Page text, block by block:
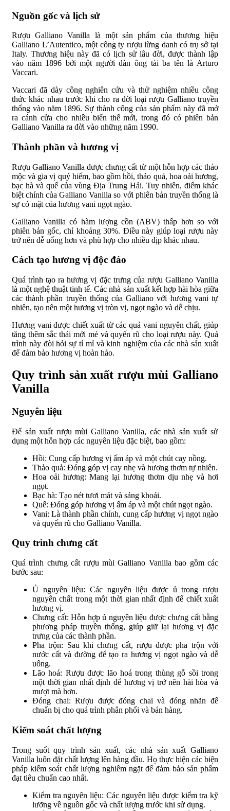
Nguồn gốc và lịch sử
Rượu Galliano Vanilla là một sản phẩm của thương hiệu
Galliano L’Autentico, một công ty rượu lừng danh có trụ sở tại
Italy. Thương hiệu này đã có lịch sử lâu đời, được thành lập
vào năm 1896 bởi một người đàn ông tài ba tên là Arturo
Vaccari.
Vaccari đã dày công nghiên cứu và thử nghiệm nhiều công
thức khác nhau trước khi cho ra đời loại rượu Galliano truyền
thống vào năm 1896. Sự thành công của sản phẩm này đã mở
ra cánh cửa cho nhiều biến thể mới, trong đó có phiên bản
Galliano Vanilla ra đời vào những năm 1990.
Thành phần và hương vị
Rượu Galliano Vanilla được chưng cất từ một hỗn hợp các thảo
mộc và gia vị quý hiếm, bao gồm hồi, thảo quả, hoa oải hương,
bạc hà và quế của vùng Địa Trung Hải. Tuy nhiên, điểm khác
biệt chính của Galliano Vanilla so với phiên bản truyền thống là
sự có mặt của hương vani ngọt ngào.
Galliano Vanilla có hàm lượng cồn (ABV) thấp hơn so với
phiên bản gốc, chỉ khoảng 30%. Điều này giúp loại rượu này
trở nên dễ uống hơn và phù hợp cho nhiều dịp khác nhau.
Cách tạo hương vị độc đáo
Quá trình tạo ra hương vị đặc trưng của rượu Galliano Vanilla
là một nghệ thuật tinh tế. Các nhà sản xuất kết hợp hài hòa giữa
các thành phần truyền thống của Galliano với hương vani tự
nhiên, tạo nên một hương vị tròn vị, ngọt ngào và dễ chịu.
Hương vani được chiết xuất từ các quả vani nguyên chất, giúp
tăng thêm sắc thái mới mẻ và quyến rũ cho loại rượu này. Quá
trình này đòi hỏi sự tỉ mỉ và kinh nghiệm của các nhà sản xuất
để đảm bảo hương vị hoàn hảo.
Quy trình sản xuất rượu mùi Galliano
Vanilla
Nguyên liệu
Để sản xuất rượu mùi Galliano Vanilla, các nhà sản xuất sử
dụng một hỗn hợp các nguyên liệu đặc biệt, bao gồm:
Hồi: Cung cấp hương vị ấm áp và một chút cay nồng.
Thảo quả: Đóng góp vị cay nhẹ và hương thơm tự nhiên.
Hoa oải hương: Mang lại hương thơm dịu nhẹ và hơi
ngọt.
Bạc hà: Tạo nét tươi mát và sảng khoái.
Quế: Đóng góp hương vị ấm áp và một chút ngọt ngào.
Vani: Là thành phần chính, cung cấp hương vị ngọt ngào
và quyến rũ cho Galliano Vanilla.
Quy trình chưng cất
Quá trình chưng cất rượu mùi Galliano Vanilla bao gồm các
bước sau:
Ủ nguyên liệu: Các nguyên liệu được ủ trong rượu
nguyên chất trong một thời gian nhất định để chiết xuất
hương vị.
Chưng cất: Hỗn hợp ủ nguyên liệu được chưng cất bằng
phương pháp truyền thống, giúp giữ lại hương vị đặc
trưng của các thành phần.
Pha trộn: Sau khi chưng cất, rượu được pha trộn với
nước cất và đường để tạo ra hương vị ngọt ngào và dễ
uống.
Lão hoá: Rượu được lão hoá trong thùng gỗ sồi trong
một thời gian nhất định để hương vị trở nên hài hòa và
mượt mà hơn.
Đóng chai: Rượu được đóng chai và đóng nhãn để
chuẩn bị cho quá trình phân phối và bán hàng.
Kiểm soát chất lượng
Trong suốt quy trình sản xuất, các nhà sản xuất Galliano
Vanilla luôn đặt chất lượng lên hàng đầu. Họ thực hiện các biện
pháp kiểm soát chất lượng nghiêm ngặt để đảm bảo sản phẩm
đạt tiêu chuẩn cao nhất.
Kiểm tra nguyên liệu: Các nguyên liệu được kiểm tra kỹ
lưỡng về nguồn gốc và chất lượng trước khi sử dụng.